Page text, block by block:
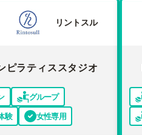
リントスル
ピラティススタジオ
グループ
験
女性専用